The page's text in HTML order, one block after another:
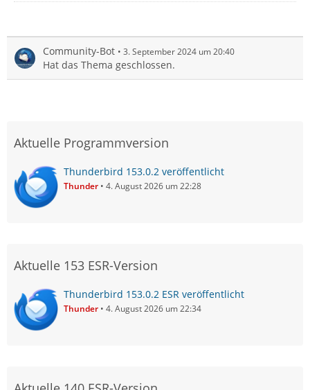
Community-Bot 3. September 2024 um 20:40
Hat das Thema geschlossen.
Aktuelle Programmversion
Thunderbird 153.0.2 veröffentlicht
Thunder 4. August 2026 um 22:28
Aktuelle 153 ESR-Version
Thunderbird 153.0.2 ESR veröffentlicht
Thunder 4. August 2026 um 22:34